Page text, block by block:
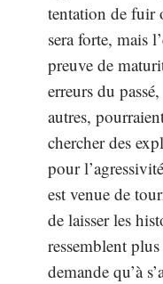
tentation de fuir
sera forte, mais
preuve de
erreurs du
autres,
chercher des
pour
est venue de
de laisser les
ressemblent
demande qu’à